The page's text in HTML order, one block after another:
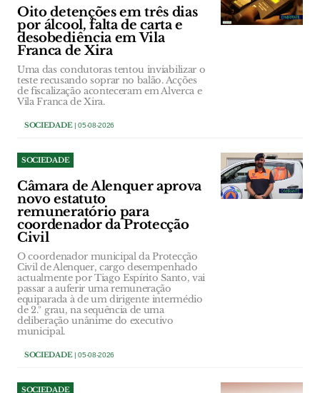
Oito detenções em três dias
por álcool, falta de carta e
desobediência em Vila
Franca de Xira
Uma das condutoras tentou inviabilizar o
teste recusando soprar no balão. Acções
de fiscalização aconteceram em Alverca e
Vila Franca de Xira.
SOCIEDADE| 05-08-2026
SOCIEDADE
Câmara de Alenquer aprova
novo estatuto
remuneratório para
coordenador da Protecção
Civil
O coordenador municipal da Protecção
Civil de Alenquer, cargo desempenhado
actualmente por Tiago Espírito Santo, vai
passar a auferir uma remuneração
equiparada à de um dirigente intermédio
de 2.º grau, na sequência de uma
deliberação unânime do executivo
municipal.
SOCIEDADE| 05-08-2026
SOCIEDADE